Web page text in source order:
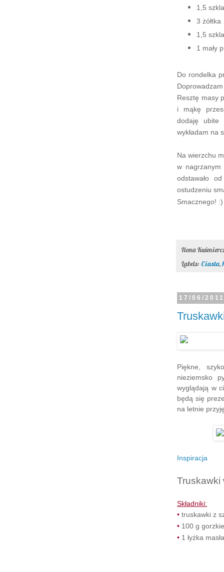
1,5
3 żółtka
1,5
1 mały
Do rondelka
Resztę masy
i mąkę
dodaję ubite
wykładam na
Na wierzchu
w nagrzanym
odstawało
ostudzeniu
Smacznego! :)
Ilona
Labels: Ciasta,
17/06/
Piękne,
nieziemsko
wyglądają w
będą się
na letnie
Inspiracja
Truskawki
Składniki:
• truskawki z
• 100 g
• 1 łyżka masła